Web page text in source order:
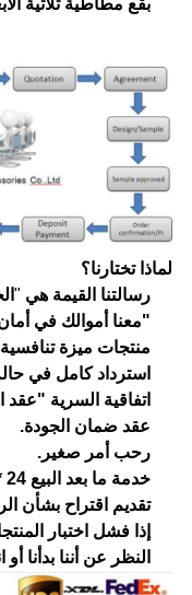
لماذا تختارنا؟
رسالتنا القيمة هي "
"معنا أموالك في
منتجات ميزة
استرداد كامل في
اتفاقية السرية
عقد ضمان الجودة.
رحب أمر صغير.
خدمة ما بعد البيع 24 * 7
تقديم اقتراح بشأن
إذا فشل اختبار
النظر عن أننا بدأنا أو